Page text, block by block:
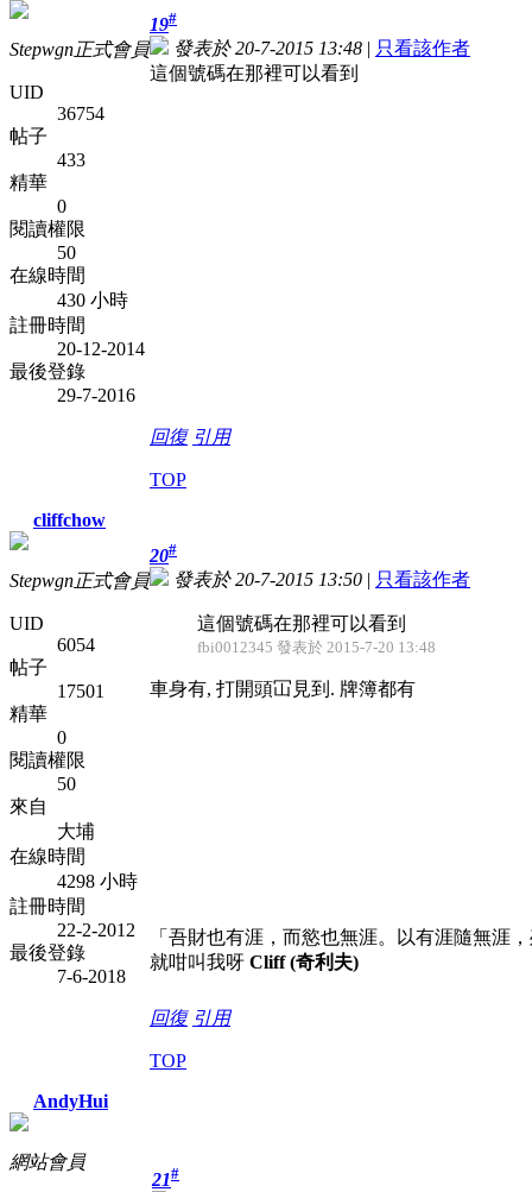
Stepwgn正式會員
UID
36754
帖子
433
精華
0
閱讀權限
50
在線時間
430 小時
註冊時間
20-12-2014
最後登錄
29-7-2016
19#
發表於 20-7-2015 13:48 | 只看該作者
這個號碼在那裡可以看到
回復 引用
TOP
cliffchow
Stepwgn正式會員
UID
6054
帖子
17501
精華
0
閱讀權限
50
來自
大埔
在線時間
4298 小時
註冊時間
22-2-2012
最後登錄
7-6-2018
20#
發表於 20-7-2015 13:50 | 只看該作者
這個號碼在那裡可以看到
fbi0012345 發表於 2015-7-20 13:48
車身有, 打開頭冚見到. 牌簿都有
「吾財也有涯，而慾也無涯。以有涯隨無涯
就咁叫我呀 Cliff (奇利夫)
回復 引用
TOP
AndyHui
網站會員
21#